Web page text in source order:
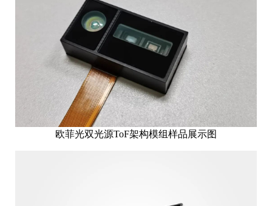
欧菲光双光源ToF架构模组样品展示图